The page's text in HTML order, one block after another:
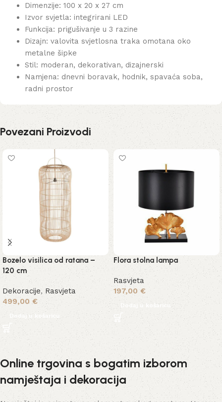
Dimenzije: 100 x 20 x 27 cm
Izvor svjetla: integrirani LED
Funkcija: prigušivanje u 3 razine
Dizajn: valovita svjetlosna traka omotana oko
metalne šipke
Stil: moderan, dekorativan, dizajnerski
Namjena: dnevni boravak, hodnik, spavaća soba,
radni prostor
Povezani Proizvodi
Bozelo visilica od ratana –
120 cm
Dekoracije, Rasvjeta
499,00 €
Dodaj u košaricu
Flora stolna lampa
Rasvjeta
197,00 €
Dodaj u košaricu
Online trgovina s bogatim izborom
namještaja i dekoracija